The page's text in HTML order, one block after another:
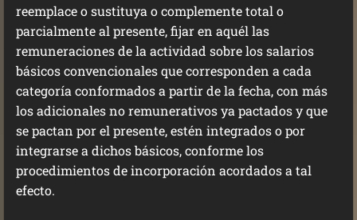
reemplace o sustituya o complemente total o
parcialmente al presente, fijar en aquél las
remuneraciones de la actividad sobre los salarios
básicos convencionales que corresponden a cada
categoría conformados a partir de la fecha, con más
los adicionales no remunerativos ya pactados y que
se pactan por el presente, estén integrados o por
integrarse a dichos básicos, conforme los
procedimientos de incorporación acordados a tal
efecto.